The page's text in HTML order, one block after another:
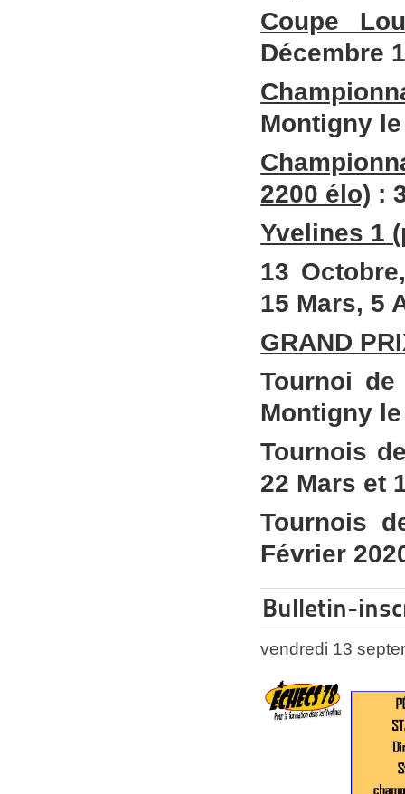
Coupe
Décembre
Montigny
2200 élo) :
Yvelines 1
13
15 Mars, 5
GRAND
Tournoi
Montigny
Tournois
22 Mars et
Tournois
Février
Bulletin-
vendredi 13